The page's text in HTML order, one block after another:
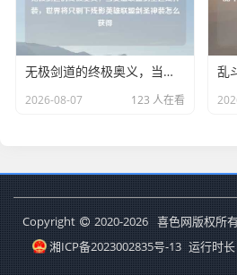
无极剑道的终极奥义，当英雄联盟剑圣达成神装，世界将只剩下残影英雄联盟剑圣神装怎么获得
2026-08-07 123 人在看
Copyright 2020-2026 喜色网版权所
湘ICP备2023002835号-13 运行时